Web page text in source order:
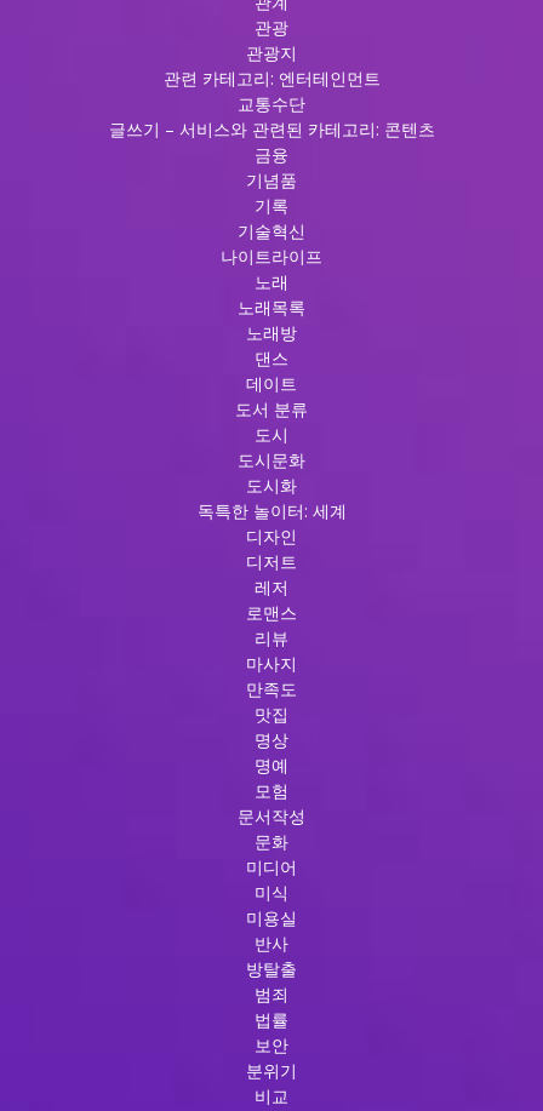
관광
관광지
관련 카테고리: 엔터테인먼트
교통수단
글쓰기 – 서비스와 관련된 카테고리: 콘텐츠
금융
기념품
기록
기술혁신
나이트라이프
노래
노래목록
노래방
댄스
데이트
도서 분류
도시
도시문화
도시화
독특한 놀이터: 세계
디자인
디저트
레저
로맨스
리뷰
마사지
만족도
맛집
명상
명예
모험
문서작성
문화
미디어
미식
미용실
반사
방탈출
범죄
법률
보안
분위기
비교